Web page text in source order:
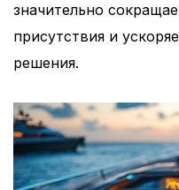
значительно
присутствия и
решения.